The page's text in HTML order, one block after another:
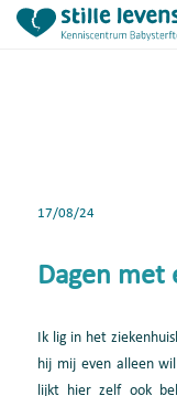
17/08/24
Dagen met
Ik lig in het
hij mij even alleen
lijkt hier zelf ook